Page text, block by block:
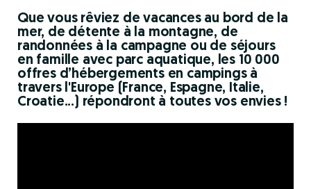
Que vous rêviez de vacances au bord de la
mer, de détente à la montagne, de
randonnées à la campagne ou de séjours
en famille avec parc aquatique, les 10 000
offres d’hébergements en campings à
travers l'Europe (France, Espagne, Italie,
Croatie...) répondront à toutes vos envies !